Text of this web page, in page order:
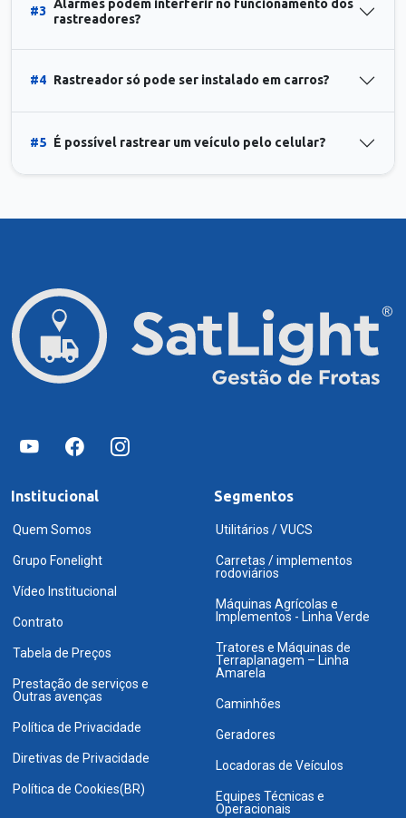
#3
Alarmes podem interferir no funcionamento dos
rastreadores?
#4 Rastreador só pode ser instalado em carros?
#5 É possível rastrear um veículo pelo celular?
Institucional
Quem Somos
Grupo Fonelight
Vídeo Institucional
Contrato
Tabela de Preços
Prestação de serviços e
Outras avenças
Política de Privacidade
Diretivas de Privacidade
Política de Cookies(BR)
Segmentos
Utilitários / VUCS
Carretas / implementos
rodoviários
Máquinas Agrícolas e
Implementos - Linha Verde
Tratores e Máquinas de
Terraplanagem – Linha
Amarela
Caminhões
Geradores
Locadoras de Veículos
Equipes Técnicas e
Operacionais